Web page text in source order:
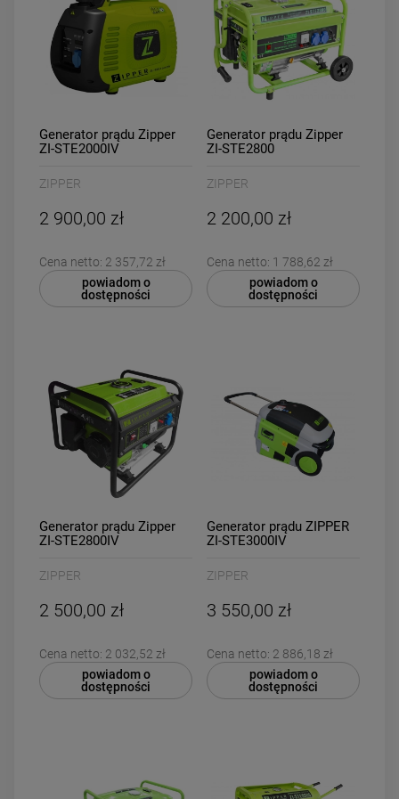
Generator prądu Zipper
ZI-STE2000IV
ZIPPER
2 900,00 zł
Cena netto: 2 357,72 zł
powiadom o
dostępności
Generator prądu Zipper
ZI-STE2800
ZIPPER
2 200,00 zł
Cena netto: 1 788,62 zł
powiadom o
dostępności
Generator prądu Zipper
ZI-STE2800IV
ZIPPER
2 500,00 zł
Cena netto: 2 032,52 zł
powiadom o
dostępności
Generator prądu ZIPPER
ZI-STE3000IV
ZIPPER
3 550,00 zł
Cena netto: 2 886,18 zł
powiadom o
dostępności